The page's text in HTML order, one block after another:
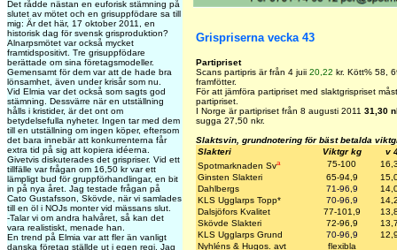
Det rådde nästan en euforisk stämning på
slutet av mötet och en grisuppfödare sa till
mig: Är det här, 17 oktober 2011, en
historisk dag för svensk grisproduktion?
Alnarpsmötet var också mycket
framtidspositivt. Tre grisuppfödare
berättade om sina företagsmodeller.
Gemensamt för dem var att de hade bra
lönsamhet, även under krisår som nu.
Vid Elmia var det också som sagts god
stämning. Dessvärre när en utställning
hålls i kristider, är det ont om
betydelsefulla nyheter. Ingen tar med dem
till en utställning om ingen köper, eftersom
det bara innebär att konkurrenterna får
extra tid på sig att kopiera idéerna.
Givetvis diskuterades det grispriser. Vid ett
tillfälle var frågan om 16,50 kr var ett
lämpligt bud för gruppförhandlingar, en bit
in på nya året. Jag testade frågan på
Cato Gustafsson, Skövde, när vi samlades
till en öl i NOJs monter vid mässans slut.
-Talar vi om andra halvåret, så kan det
vara realistiskt, menade han.
En trend på Elmia var att fler än vanligt
danska företag ställde ut i egen regi. Jag
Grispriserna vecka 43
Partipriset
Scans partipris är från 4 juii 20,22 kr. Kött% 58,
framfötter.
För att jämföra partipriset med slaktgrispriset
partipriset.
I Norge är partipriset från 8 augusti 2011 31,30
sugga 27,50 nkr.
Slaktsvin, grundnotering för bäst betalda
Slakteri
Viktgr kg
v
Spotmarknaden Sva 75-100
Ginsten Slakteri
65-94,9
Dahlbergs
71-96,9
KLS Ugglarps Topp* 70-96,9
Dalsjöfors Kvalitet
77-101,9
Skövde Slakteri
72-96,9
KLS Ugglarps Grund
70-96,9
Nyhléns & Hugos. avt
flexibla